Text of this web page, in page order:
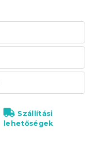
Szállítási
lehetőségek